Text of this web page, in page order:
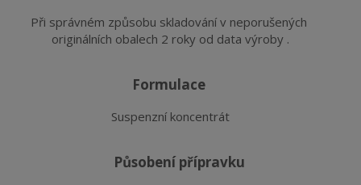
Při správném způsobu skladování v neporušených
originálních obalech 2 roky od data výroby .
formulace
Suspenzní koncentrát
působení přípravku